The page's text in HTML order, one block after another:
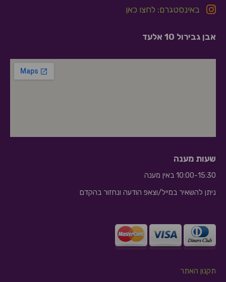
באינסטגרם: לחצו כאן
אבן גבירול 10 אלעד
שעות מענה
10:00-15:30 באין מענה
ניתן להשאיר במייל/וצאפ הודעה ונחזור בהקדם
תקנון האתר